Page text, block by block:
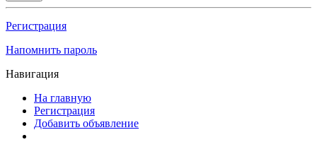
Регистрация
Напомнить пароль
Навигация
На главную
Регистрация
Добавить объявление